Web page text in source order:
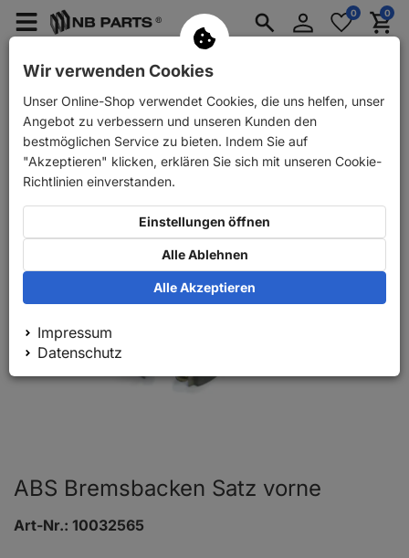
Menü
PKW Anhänger Ersatzteile
AnmeldenMerkzettel
aufklappen
0 0
Zurück PKW Ersatzteile ABS Bremsbacken Satz vorne
ABS Bremsbacken Satz vorne
Art-Nr.: 10032565
Wir verwenden Cookies
Unser Online-Shop verwendet Cookies, die uns helfen, unser
Angebot zu verbessern und unseren Kunden den
bestmöglichen Service zu bieten. Indem Sie auf
"Akzeptieren" klicken, erklären Sie sich mit unseren Cookie-
Richtlinien einverstanden.
Einstellungen öffnen
Alle Ablehnen
Alle Akzeptieren
Impressum
Datenschutz